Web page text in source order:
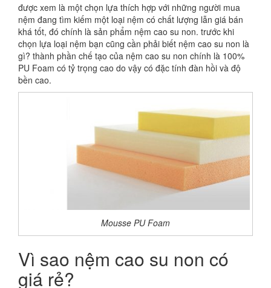
được xem là một chọn lựa thích hợp với những người mua
nệm đang tìm kiếm một loại nệm có chất lượng lẫn giá bán
khá tốt, đó chính là sản phẩm nệm cao su non. trước khi
chọn lựa loại nệm bạn cũng cần phải biết nệm cao su non là
gì? thành phần chế tạo của nệm cao su non chính là 100%
PU Foam có tỷ trọng cao do vậy có đặc tính đàn hồi và độ
bền cao.
Mousse PU Foam
Vì sao nệm cao su non có
giá rẻ?